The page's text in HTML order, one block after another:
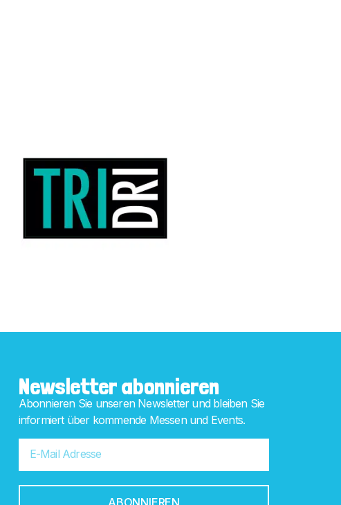
Newsletter abonnieren
Abonnieren Sie unseren Newsletter und bleiben Sie
informiert über kommende Messen und Events.
ABONNIEREN